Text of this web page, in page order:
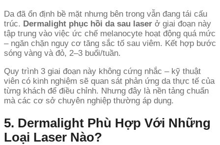
Da đã ổn định bề mặt nhưng bên trong vẫn đang tái cấu
trúc. Dermalight phục hồi da sau laser ở giai đoạn này
tập trung vào việc ức chế melanocyte hoạt động quá mức
– ngăn chặn nguy cơ tăng sắc tố sau viêm. Kết hợp bước
sóng vàng và đỏ, 2–3 buổi/tuần.
Quy trình 3 giai đoạn này không cứng nhắc – kỹ thuật
viên có kinh nghiệm sẽ quan sát phản ứng da thực tế của
từng khách để điều chỉnh. Nhưng đây là nền tảng chuẩn
mà các cơ sở chuyên nghiệp thường áp dụng.
5. Dermalight Phù Hợp Với Những
Loại Laser Nào?